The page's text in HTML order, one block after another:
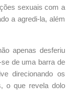
sexuais com a
a agredi-la, além
apenas desferiu
de uma barra de
direcionando os
o que revela dolo